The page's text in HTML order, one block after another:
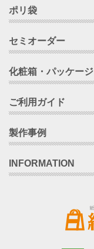
ポリ袋
セミオーダー
化粧箱・パッケージ
ご利用ガイド
製作事例
INFORMATION